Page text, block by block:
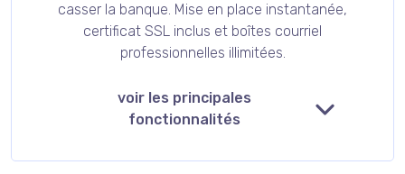
casser la banque. Mise en place instantanée,
certificat SSL inclus et boîtes courriel
professionnelles illimitées.
voir les principales
fonctionnalités